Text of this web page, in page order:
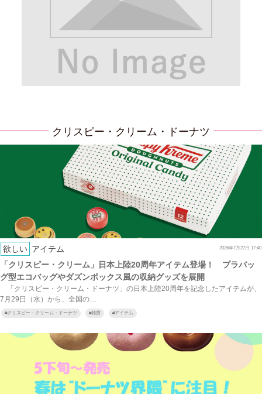
クリスピー・クリーム・ドーナツ
欲しい アイテム 2026年7月27日 17:40
「クリスピー・クリーム」日本上陸20周年アイテム登場！ プラバッ
グ型エコバッグやダズンボックス風の収納グッズを展開
「クリスピー・クリーム・ドーナツ」の日本上陸20周年を記念したアイテムが、
7月29日（水）から、全国の…
#クリスピー・クリーム・ドーナツ #雑貨 #アイテム